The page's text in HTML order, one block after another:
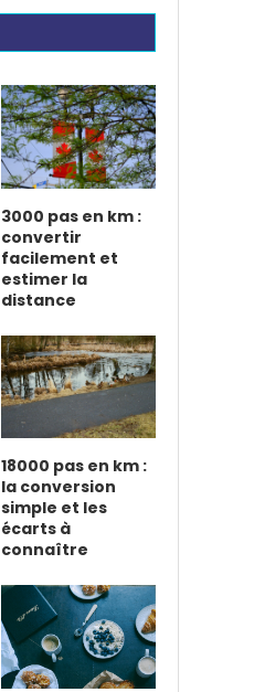
3000 pas en km :
convertir
facilement et
estimer la
distance
18000 pas en km :
la conversion
simple et les
écarts à
connaître